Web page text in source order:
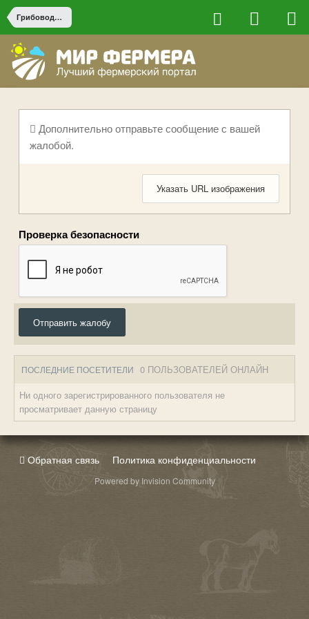
Грибоводство
Дополнительно отправьте сообщение с вашей
жалобой.
Указать URL изображения
Проверка безопасности
Отправить жалобу
ПОСЛЕДНИЕ ПОСЕТИТЕЛИ 0 ПОЛЬЗОВАТЕЛЕЙ ОНЛАЙН
Ни одного зарегистрированного пользователя не
просматривает данную страницу
Обратная связь Политика конфиденциальности
Powered by Invision Community